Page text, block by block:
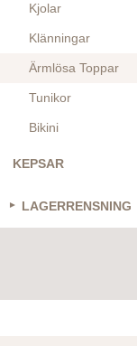
Kjolar
Klänningar
Ärmlösa Toppar
Tunikor
Bikini
KEPSAR
LAGERRENSNING